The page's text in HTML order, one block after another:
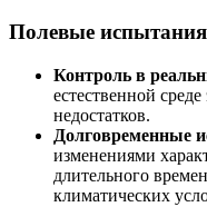
Полевые испытания
Контроль в
естественной
недостатков.
Долговременные
изменениями
длительного
климатических